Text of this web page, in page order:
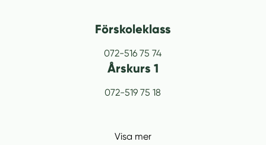
Förskoleklass
072-516 75 74
Årskurs 1
072-519 75 18
Visa mer